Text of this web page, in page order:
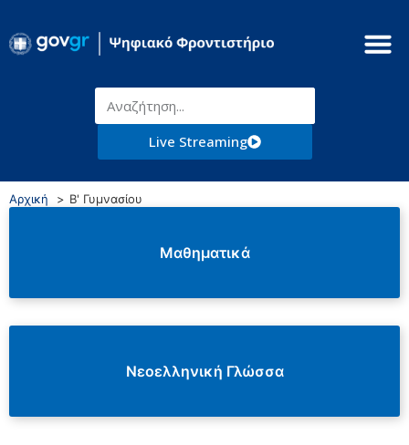
Live Streaming
Αρχική Β' Γυμνασίου
Μαθηματικά
Νεοελληνική Γλώσσα